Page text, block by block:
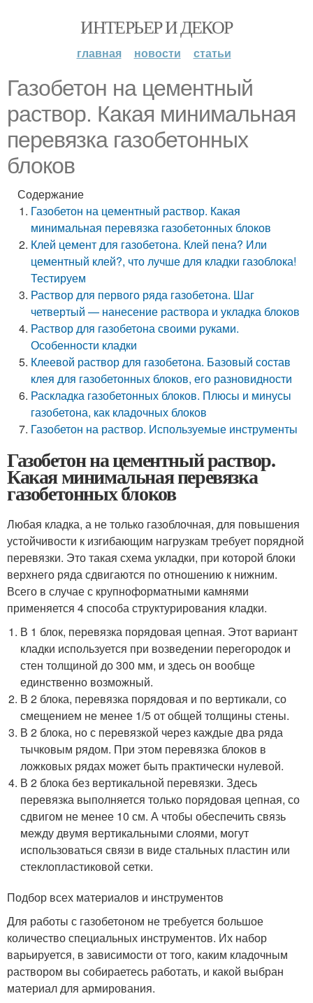
ИНТЕРЬЕР И ДЕКОР
главная новости статьи
Газобетон на цементный
раствор. Какая минимальная
перевязка газобетонных
блоков
Содержание
Газобетон на цементный раствор. Какая
минимальная перевязка газобетонных блоков
Клей цемент для газобетона. Клей пена? Или
цементный клей?, что лучше для кладки газоблока!
Тестируем
Раствор для первого ряда газобетона. Шаг
четвертый — нанесение раствора и укладка блоков
Раствор для газобетона своими руками.
Особенности кладки
Клеевой раствор для газобетона. Базовый состав
клея для газобетонных блоков, его разновидности
Раскладка газобетонных блоков. Плюсы и минусы
газобетона, как кладочных блоков
Газобетон на раствор. Используемые инструменты
Газобетон на цементный раствор.
Какая минимальная перевязка
газобетонных блоков
Любая кладка, а не только газоблочная, для повышения
устойчивости к изгибающим нагрузкам требует порядной
перевязки. Это такая схема укладки, при которой блоки
верхнего ряда сдвигаются по отношению к нижним.
Всего в случае с крупноформатными камнями
применяется 4 способа структурирования кладки.
В 1 блок, перевязка порядовая цепная. Этот вариант
кладки используется при возведении перегородок и
стен толщиной до 300 мм, и здесь он вообще
единственно возможный.
В 2 блока, перевязка порядовая и по вертикали, со
смещением не менее 1/5 от общей толщины стены.
В 2 блока, но с перевязкой через каждые два ряда
тычковым рядом. При этом перевязка блоков в
ложковых рядах может быть практически нулевой.
В 2 блока без вертикальной перевязки. Здесь
перевязка выполняется только порядовая цепная, со
сдвигом не менее 10 см. А чтобы обеспечить связь
между двумя вертикальными слоями, могут
использоваться связи в виде стальных пластин или
стеклопластиковой сетки.
Подбор всех материалов и инструментов
Для работы с газобетоном не требуется большое
количество специальных инструментов. Их набор
варьируется, в зависимости от того, каким кладочным
раствором вы собираетесь работать, и какой выбран
материал для армирования.